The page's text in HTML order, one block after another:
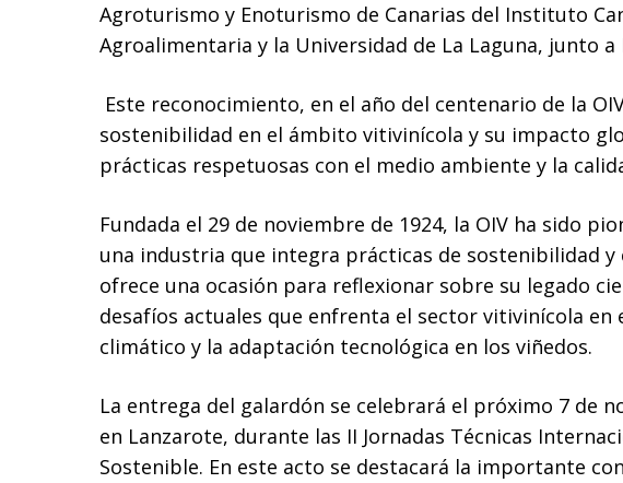
Agroturismo y Enoturismo de Canarias del Instituto
Agroalimentaria y la Universidad de La Laguna, junto a
Este reconocimiento, en el año del centenario de la
sostenibilidad en el ámbito vitivinícola y su impacto
prácticas respetuosas con el medio ambiente y la
Fundada el 29 de noviembre de 1924, la OIV ha sido
una industria que integra prácticas de sostenibilidad y
ofrece una ocasión para reflexionar sobre su legado
desafíos actuales que enfrenta el sector vitivinícola en
climático y la adaptación tecnológica en los viñedos.
La entrega del galardón se celebrará el próximo 7 de
en Lanzarote, durante las II Jornadas Técnicas
Sostenible. En este acto se destacará la importante